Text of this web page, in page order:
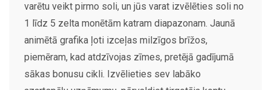
varētu veikt pirmo soli, un jūs varat izvēlēties soli no
1 līdz 5 zelta monētām katram diapazonam. Jaunā
animētā grafika ļoti izceļas milzīgos brīžos,
piemēram, kad atdzīvojas zīmes, pretējā gadījumā
sākas bonusu cikli. Izvēlieties sev labāko